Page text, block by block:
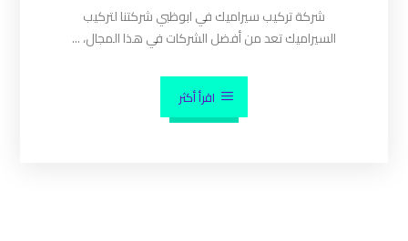
شركة تركيب سيراميك في ابوظبي شركتنا لتركيب
السيراميك تعد من أفضل الشركات في هذا المجال، ...
اقرأ أكثر